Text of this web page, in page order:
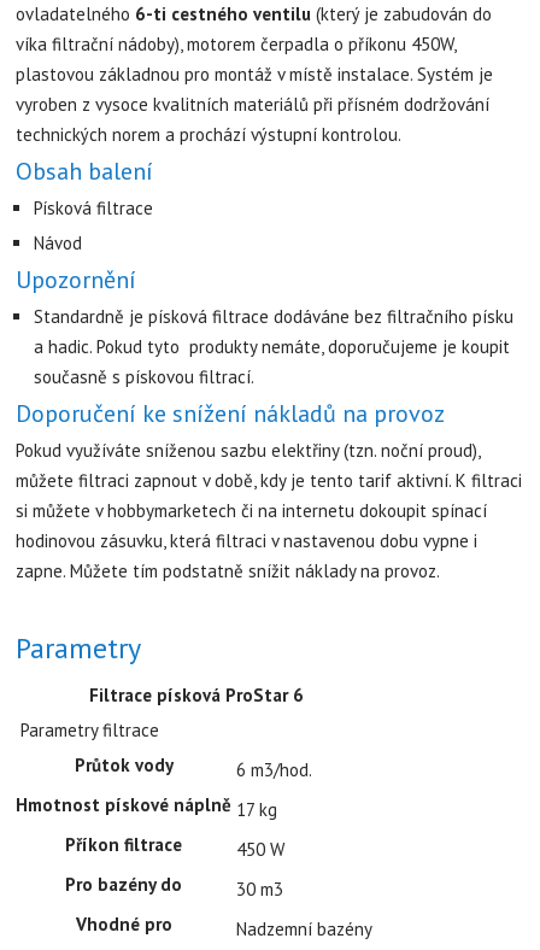
ovladatelného 6-ti cestného ventilu (který je zabudován do
víka filtrační nádoby), motorem čerpadla o příkonu 450W,
plastovou základnou pro montáž v místě instalace. Systém je
vyroben z vysoce kvalitních materiálů při přísném dodržování
technických norem a prochází výstupní kontrolou.
Obsah balení
Písková filtrace
Návod
Upozornění
Standardně je písková filtrace dodáváne bez filtračního písku
a hadic. Pokud tyto produkty nemáte, doporučujeme je koupit
současně s pískovou filtrací.
Doporučení ke snížení nákladů na provoz
Pokud využíváte sníženou sazbu elektřiny (tzn. noční proud),
můžete filtraci zapnout v době, kdy je tento tarif aktivní. K filtraci
si můžete v hobbymarketech či na internetu dokoupit spínací
hodinovou zásuvku, která filtraci v nastavenou dobu vypne i
zapne. Můžete tím podstatně snížit náklady na provoz.
Parametry
Filtrace písková ProStar 6
Parametry filtrace
Průtok vody
6m3/hod.
Hmotnost pískové náplně 17kg
Příkon filtrace
450W
Pro bazény do
30m3
Vhodné pro
Nadzemní bazény